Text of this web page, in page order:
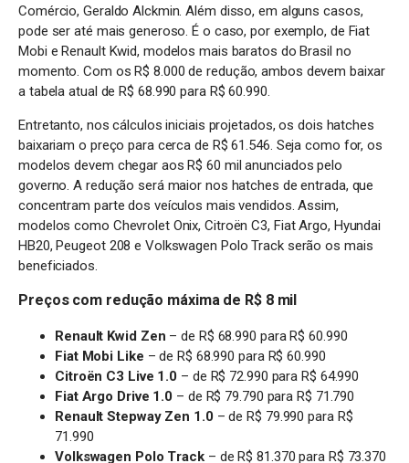
Comércio, Geraldo Alckmin. Além disso, em alguns casos,
pode ser até mais generoso. É o caso, por exemplo, de Fiat
Mobi e Renault Kwid, modelos mais baratos do Brasil no
momento. Com os R$ 8.000 de redução, ambos devem baixar
a tabela atual de R$ 68.990 para R$ 60.990.
Entretanto, nos cálculos iniciais projetados, os dois hatches
baixariam o preço para cerca de R$ 61.546. Seja como for, os
modelos devem chegar aos R$ 60 mil anunciados pelo
governo. A redução será maior nos hatches de entrada, que
concentram parte dos veículos mais vendidos. Assim,
modelos como Chevrolet Onix, Citroën C3, Fiat Argo, Hyundai
HB20, Peugeot 208 e Volkswagen Polo Track serão os mais
beneficiados.
Preços com redução máxima de R$ 8 mil
Renault Kwid Zen – de R$ 68.990 para R$ 60.990
Fiat Mobi Like – de R$ 68.990 para R$ 60.990
Citroën C3 Live 1.0 – de R$ 72.990 para R$ 64.990
Fiat Argo Drive 1.0 – de R$ 79.790 para R$ 71.790
Renault Stepway Zen 1.0– de R$ 79.990 para R$
71.990
Volkswagen Polo Track– de R$ 81.370 para R$ 73.370